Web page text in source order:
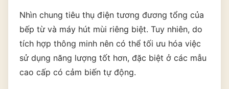
Nhìn chung tiêu thụ điện tương đương tổng của
bếp từ và máy hút mùi riêng biệt. Tuy nhiên, do
tích hợp thông minh nên có thể tối ưu hóa việc
sử dụng năng lượng tốt hơn, đặc biệt ở các mẫu
cao cấp có cảm biến tự động.